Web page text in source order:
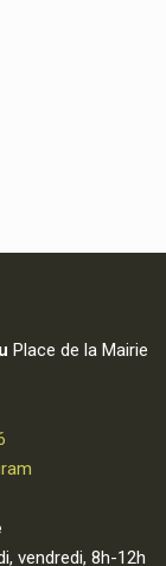
Place de la Mairie
vendredi, 8h-12h